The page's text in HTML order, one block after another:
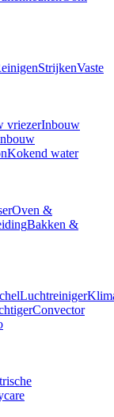
StrijkenVaste
vriezerInbouw
Kokend water
Oven &
Bakken &
Luchtreiniger
Convector